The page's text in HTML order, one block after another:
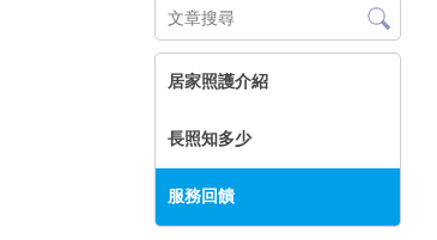
居家照護介紹
長照知多少
服務回饋